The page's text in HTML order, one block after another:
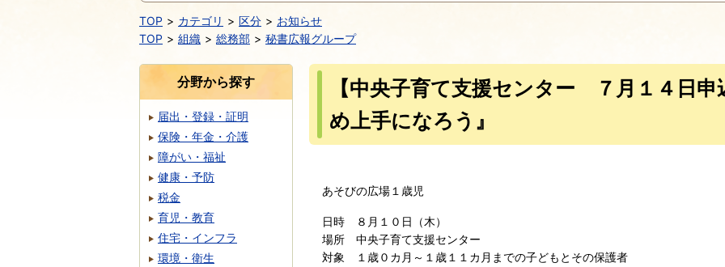
TOP カテゴリ 区分
お知らせ
TOP
組織 総務部 秘書広報グループ
【中央子育て支援センター ７月１４日申
め上手になろう』
あそびの広場１歳児
日時 ８月１０日（木）
場所 中央子育て支援センター
対象 １歳０カ月～１歳１１カ月までの子どもとその保護者
分野から探す
届出・登録・証明
保険・年金・介護
障がい・福祉
健康・予防
税金
育児・教育
住宅・インフラ
環境・衛生